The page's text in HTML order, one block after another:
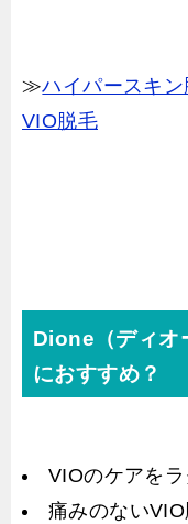
≫ハイパースキ
VIO脱毛
Dione（ディオ
におすすめ？
VIOのケアを
痛みのない